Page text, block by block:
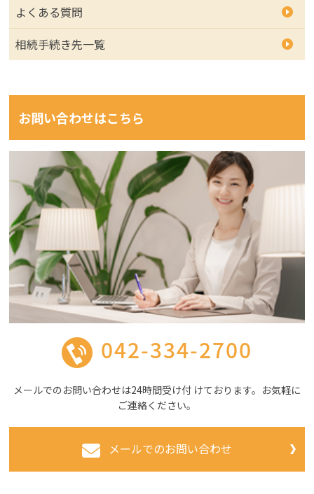
よくある質問
相続手続き先一覧
お問い合わせはこちら
042-334-2700
メールでのお問い合わせは24時間受け付 けております。お気軽に
ご連絡ください。
メールでのお問い合わせ